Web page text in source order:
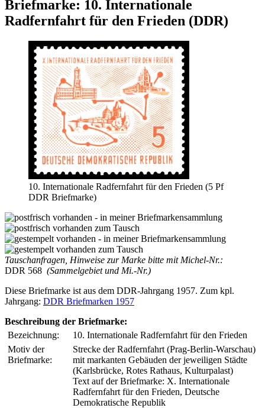
Briefmarke: 10. Internationale
Radfernfahrt für den Frieden (DDR)
10. Internationale Radfernfahrt für den Frieden (5 Pf
DDR Briefmarke)
Tauschanfragen, Hinweise zur Marke bitte mit Michel-Nr.:
DDR 568 (Sammelgebiet und Mi.-Nr.)
Diese Briefmarke ist aus dem DDR-Jahrgang 1957. Zum kpl.
Jahrgang: DDR Briefmarken 1957
Beschreibung der Briefmarke:
Bezeichnung:
10. Internationale Radfernfahrt für den Frieden
Motiv der
Briefmarke:
Strecke der Radfernfahrt (Prag-Berlin-Warschau)
mit markanten Gebäuden der jeweiligen Städte
(Karlsbrücke, Rotes Rathaus, Kulturpalast)
Text auf der Briefmarke: X. Internationale
Radfernfahrt für den Frieden, Deutsche
Demokratische Republik